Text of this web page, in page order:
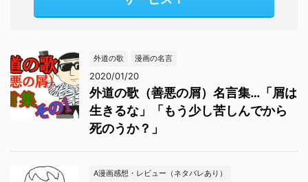
外道の歌 漫画の名言
2020/01/20
外道の歌（善悪の屑）名言集…「屑は
生きるな」「もう少し苦しんでから
死のうか？」
A漫画感想・レビュー（ネタバレあり）